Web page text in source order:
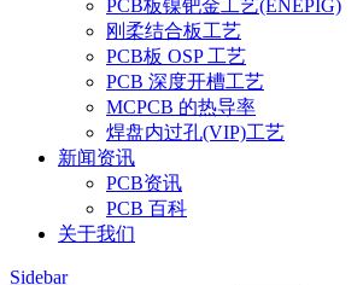
PCB板镍钯金工艺(ENEPIG)
刚柔结合板工艺
PCB板 OSP 工艺
PCB 深度开槽工艺
MCPCB 的热导率
焊盘内过孔(VIP)工艺
新闻资讯
PCB资讯
PCB 百科
关于我们
Sidebar